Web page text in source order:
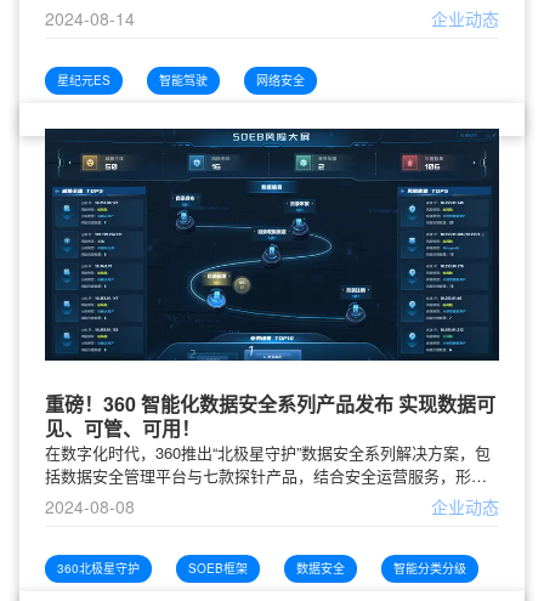
艺。他认为市场竞争促进了国产新能源汽车的进步，并表示未来
智能驾驶将是行业的重要发展方向。周鸿祎承诺，360将协助汽车
2024-08-14 企业动态
星纪元ES 智能驾驶 网络安全
重磅！360 智能化数据安全系列产品发布 实现数据可
见、可管、可用！
在数字化时代，360推出“北极星守护”数据安全系列解决方案，包
括数据安全管理平台与七款探针产品，结合安全运营服务，形成
三位一体的整体方案。该方案采用SOEB新框架，实现数据资产
的智能分类分级与风险分析，提供数据流转审计、业务场景风险
合云端安全能力和数据泄露监测，辅以数据安全探针，构建全方
位数据保护体系，适用于安全运营、数据安全、业务监测等场
2024-08-08 企业动态
360北极星守护 SOEB框架 数据安全 智能分类分级